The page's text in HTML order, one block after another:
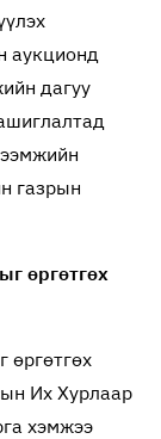
аукционд
дагуу
газрын
өргөтгөх
өргөтгөх
Их Хурлаар
хэмжээ